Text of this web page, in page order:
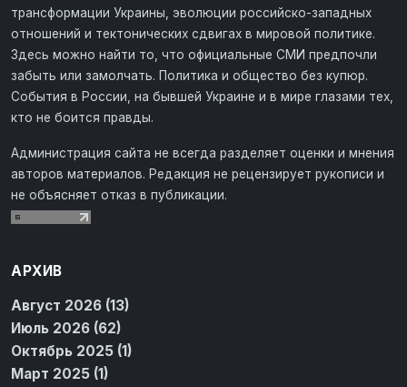
трансформации Украины, эволюции российско-западных
отношений и тектонических сдвигах в мировой политике.
Здесь можно найти то, что официальные СМИ предпочли
забыть или замолчать. Политика и общество без купюр.
События в России, на бывшей Украине и в мире глазами тех,
кто не боится правды.
Администрация сайта не всегда разделяет оценки и мнения
авторов материалов. Редакция не рецензирует рукописи и
не объясняет отказ в публикации.
АРХИВ
Август 2026 (13)
Июль 2026 (62)
Октябрь 2025 (1)
Март 2025 (1)